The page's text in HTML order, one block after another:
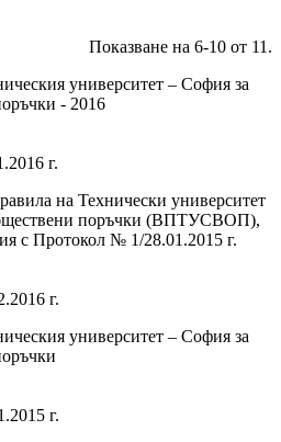
Показване на 6-10 от 11.
университет – София за
- 2016
г.
на Технически университет
поръчки (ВПТУСВОП),
с Протокол № 1/28.01.2015 г.
г.
университет – София за
г.